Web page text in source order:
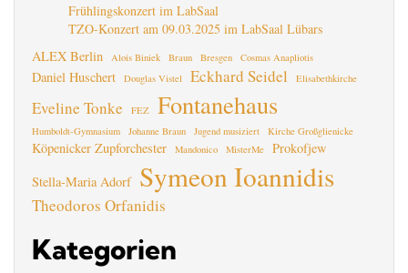
Frühlingskonzert im LabSaal
TZO-Konzert am 09.03.2025 im LabSaal Lübars
ALEX Berlin
Alois Biniek Braun Bresgen Cosmas Anapliotis
Daniel Huschert Douglas Vistel Eckhard Seidel Elisabethkirche
Eveline Tonke FEZ Fontanehaus
Humboldt-Gymnasium Johanne Braun Jugend musiziert Kirche Großglienicke
Köpenicker Zupforchester Mandonico MisterMe
Prokofjew
Stella-Maria Adorf Symeon Ioannidis
Theodoros Orfanidis
Kategorien